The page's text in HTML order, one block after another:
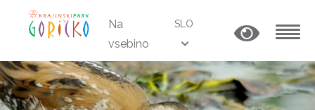
Na
vsebino
SLO